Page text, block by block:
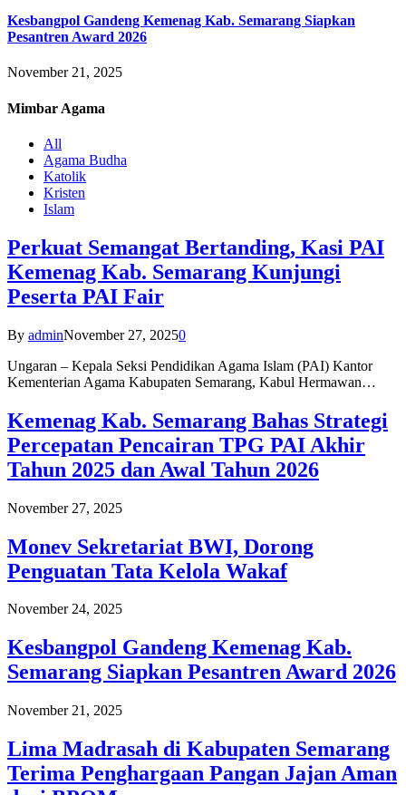
Kesbangpol Gandeng Kemenag Kab. Semarang Siapkan
Pesantren Award 2026
November 21, 2025
Mimbar Agama
All
Agama Budha
Katolik
Kristen
Islam
Perkuat Semangat Bertanding, Kasi PAI
Kemenag Kab. Semarang Kunjungi
Peserta PAI Fair
By adminNovember 27, 20250
Ungaran – Kepala Seksi Pendidikan Agama Islam (PAI) Kantor
Kementerian Agama Kabupaten Semarang, Kabul Hermawan…
Kemenag Kab. Semarang Bahas Strategi
Percepatan Pencairan TPG PAI Akhir
Tahun 2025 dan Awal Tahun 2026
November 27, 2025
Monev Sekretariat BWI, Dorong
Penguatan Tata Kelola Wakaf
November 24, 2025
Kesbangpol Gandeng Kemenag Kab.
Semarang Siapkan Pesantren Award 2026
November 21, 2025
Lima Madrasah di Kabupaten Semarang
Terima Penghargaan Pangan Jajan Aman